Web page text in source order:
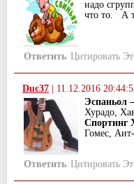
надо
что то. А
Ответить Цитировать
Duс37
11.12.2016
Эспаньол –
Хурадо,
Спортинг
Гомес,
Ответить Цитировать